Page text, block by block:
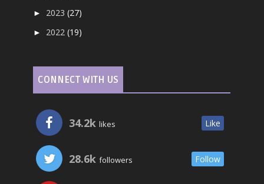
► 2023(27)
► 2022(19)
CONNECT WITH US
34.2k likes Like
28.6k followers Follow